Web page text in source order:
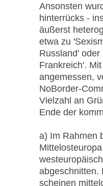
Ansonsten
hinterrücks -
äußerst
etwa zu
Russland'
Frankreich'.
angemessen,
NoBorder-
Vielzahl an
Ende der
a) Im Rahmen
abgeschnitten.
scheinen